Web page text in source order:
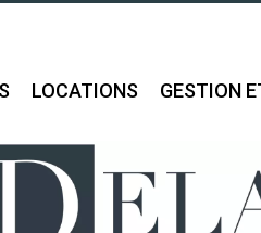
LOCATIONS GESTION